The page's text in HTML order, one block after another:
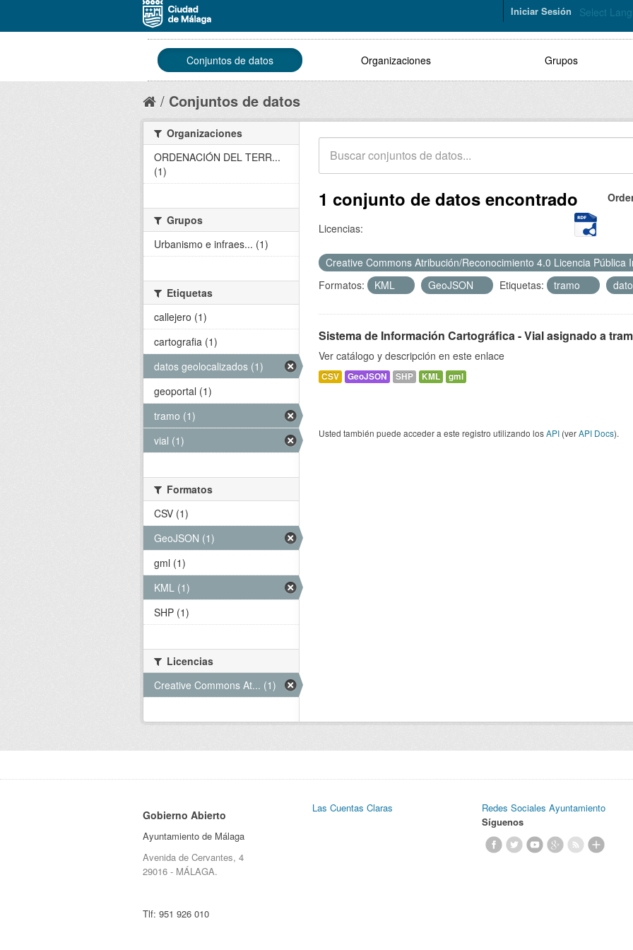
Select
Iniciar Sesión
Conjuntos de datos Organizaciones Grupos
Conjuntos de datos
1 conjunto de datos encontrado
Licencias:
Creative Commons Atribución/Reconocimiento 4.0 Licencia
Formatos:
KML GeoJSON Etiquetas: tramo
Sistema de Información Cartográfica - Vial asignado a
Ver catálogo y descripción en este enlace
CSV GeoJSON SHP KML gml
Usted también puede acceder a este registro utilizando losAPI (verAPI Docs).
Organizaciones
ORDENACIÓN DEL TERR...
(1)
Grupos
Urbanismo e infraes... (1)
Etiquetas
callejero (1)
cartografia (1)
datos geolocalizados (1)
geoportal (1)
tramo (1)
vial (1)
Formatos
CSV (1)
GeoJSON (1)
gml (1)
KML (1)
SHP (1)
Licencias
Creative Commons At... (1)
Gobierno Abierto
Ayuntamiento de Málaga
Avenida de Cervantes, 4
29016 - MÁLAGA.
Tlf: 951 926 010
Las Cuentas Claras
Redes Sociales Ayuntamiento
Síguenos